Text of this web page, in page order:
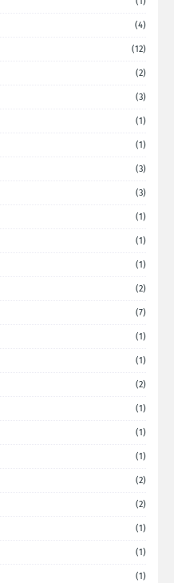
(4)
(12)
(2)
(3)
(1)
(1)
(3)
(3)
(1)
(1)
(1)
(2)
(7)
(1)
(1)
(2)
(1)
(1)
(1)
(2)
(2)
(1)
(1)
(1)